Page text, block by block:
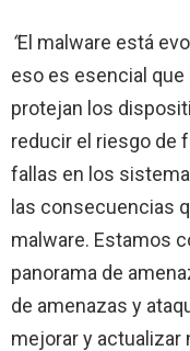
“El malware está
eso es esencial
protejan los
reducir el riesgo de
fallas en los
las consecuencias
malware. Estamos
panorama de
de amenazas y
mejorar y